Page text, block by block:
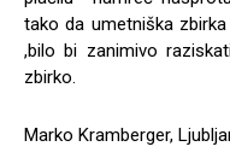
tako da umetniška
,bilo bi zanimivo
zbirko.
Marko Kramberger,